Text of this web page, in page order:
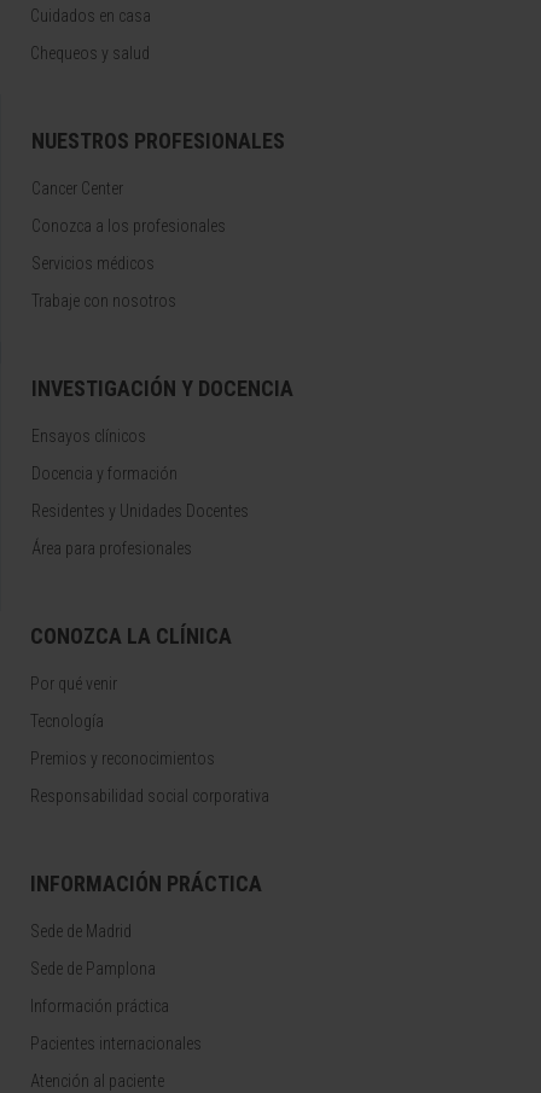
Cuidados en casa
Chequeos y salud
NUESTROS PROFESIONALES
Cancer Center
Conozca a los profesionales
Servicios médicos
Trabaje con nosotros
INVESTIGACIÓN Y DOCENCIA
Ensayos clínicos
Docencia y formación
Residentes y Unidades Docentes
Área para profesionales
CONOZCA LA CLÍNICA
Por qué venir
Tecnología
Premios y reconocimientos
Responsabilidad social corporativa
INFORMACIÓN PRÁCTICA
Sede de Madrid
Sede de Pamplona
Información práctica
Pacientes internacionales
Atención al paciente